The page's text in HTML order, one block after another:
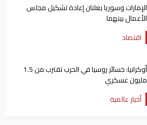
الإمارات وسوريا يعلنان إعادة تشكيل مجلس
الأعمال بينهما
اقتصاد
أوكرانيا: خسائر روسيا في الحرب تقترب من 1.5
مليون عسكري
أخبار عالمية